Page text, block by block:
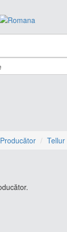
Producător Tellur